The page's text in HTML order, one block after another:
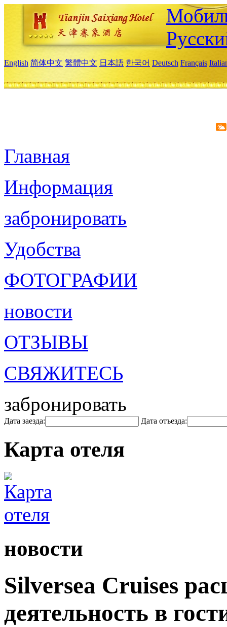
English 简体中文 繁體中文 日本語 한국어 Deutsch Français
Главная
Информация
забронировать
Удобства
ФОТОГРАФИИ
новости
ОТЗЫВЫ
СВЯЖИТЕСЬ
забронировать
Дата заезда: Дата отъезда:
Карта отеля
новости
Silversea Cruises
деятельность в